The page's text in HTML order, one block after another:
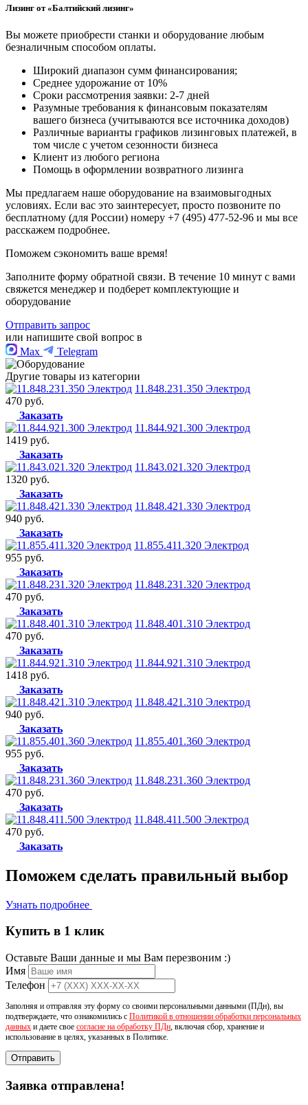
Лизинг от «Балтийский лизинг»
Вы можете приобрести станки и оборудование любым
безналичным способом оплаты.
Широкий диапазон сумм финансирования;
Среднее удорожание от 10%
Сроки рассмотрения заявки: 2-7 дней
Разумные требования к финансовым показателям
вашего бизнеса (учитываются все источника доходов)
Различные варианты графиков лизинговых платежей, в
том числе с учетом сезонности бизнеса
Клиент из любого региона
Помощь в оформлении возвратного лизинга
Мы предлагаем наше оборудование на взаимовыгодных
условиях. Если вас это заинтересует, просто позвоните по
бесплатному (для России) номеру +7 (495) 477-52-96 и мы все
расскажем подробнее.
Поможем сэкономить ваше время!
Заполните форму обратной связи. В течение 10 минут с вами
свяжется менеджер и подберет комплектующие и
оборудование
Отправить запрос
или напишите свой вопрос в
Max
Telegram
Другие товары из категории
11.848.231.350 Электрод
470 руб.
Заказать
11.844.921.300 Электрод
1419 руб.
Заказать
11.843.021.320 Электрод
1320 руб.
Заказать
11.848.421.330 Электрод
940 руб.
Заказать
11.855.411.320 Электрод
955 руб.
Заказать
11.848.231.320 Электрод
470 руб.
Заказать
11.848.401.310 Электрод
470 руб.
Заказать
11.844.921.310 Электрод
1418 руб.
Заказать
11.848.421.310 Электрод
940 руб.
Заказать
11.855.401.360 Электрод
955 руб.
Заказать
11.848.231.360 Электрод
470 руб.
Заказать
11.848.411.500 Электрод
470 руб.
Заказать
Поможем сделать правильный выбор
Узнать подробнее
Купить в 1 клик
Оставьте Ваши данные и мы Вам перезвоним :)
Имя
Телефон
Заполняя и отправляя эту форму со своими персональными данными (ПДн), вы
подтверждаете, что ознакомились с Политикой в отношении обработки персональных
данных и даете свое согласие на обработку ПДн, включая сбор, хранение и
использование в целях, указанных в Политике.
Отправить
Заявка отправлена!